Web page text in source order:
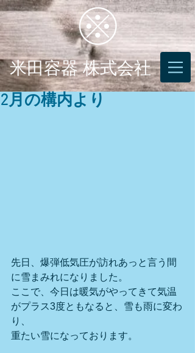
米田容器 株式会社
2月の構内より
先日、爆弾低気圧が訪れあっと言う間
に雪まみれになりました。
ここで、今日は暖気がやってきて気温
がプラス3度ともなると、雪も雨に変わ
り、
重たい雪になっております。